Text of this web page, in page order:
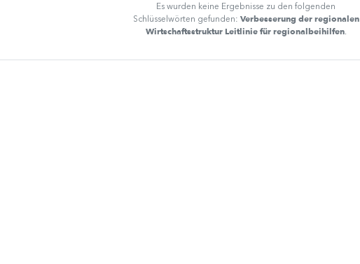
Es wurden keine Ergebnisse zu den folgenden
Schlüsselwörten gefunden: Verbesserung der regionalen
Wirtschaftsstruktur Leitlinie für regionalbeihilfen.